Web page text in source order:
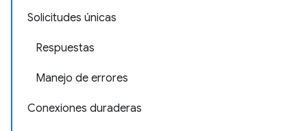
Solicitudes únicas
Respuestas
Manejo de errores
Conexiones duraderas